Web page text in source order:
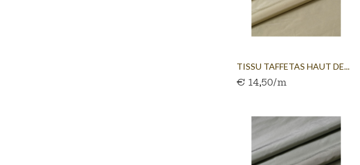
TISSU TAFFETAS HAUT DE...
€ 14,50/m